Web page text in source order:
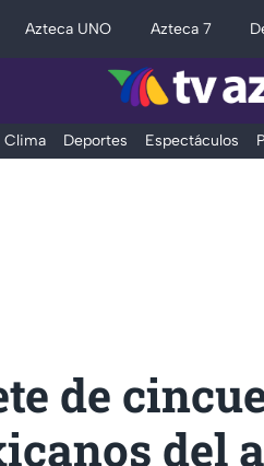
Azteca UNO Azteca 7
Clima Deportes Espectáculos
de
del